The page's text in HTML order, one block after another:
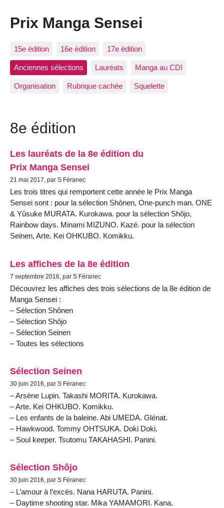
Prix Manga Sensei
15e édition 16e édition 17e édition
Anciennes sélections Lauréats Manga au CDI
Organisation Rubrique cachée Squelette
8e édition
Les lauréats de la 8e édition du
Prix Manga Sensei
21 mai 2017, par S Féranec
Les trois titres qui remportent cette année le Prix Manga
Sensei sont : pour la sélection Shônen, One-punch man. ONE
& Yûsuke MURATA. Kurokawa. pour la sélection Shôjo,
Rainbow days. Minami MIZUNO. Kazé. pour la sélection
Seinen, Arte. Kei OHKUBO. Komikku.
Les affiches de la 8e édition
7 septembre 2016, par S Féranec
Découvrez les affiches des trois sélections de la 8e édition de
Manga Sensei :
– Sélection Shônen
– Sélection Shôjo
– Sélection Seinen
– Toutes les sélections
Sélection Seinen
30 juin 2016, par S Féranec
– Arsène Lupin. Takashi MORITA. Kurokawa.
– Arte. Kei OHKUBO. Komikku.
– Les enfants de la baleine. Abi UMEDA. Glénat.
– Hawkwood. Tommy OHTSUKA. Doki Doki.
– Soul keeper. Tsutomu TAKAHASHI. Panini.
Sélection Shôjo
30 juin 2016, par S Féranec
– L’amour à l’excès. Nana HARUTA. Panini.
– Daytime shooting star. Mika YAMAMORI. Kana.